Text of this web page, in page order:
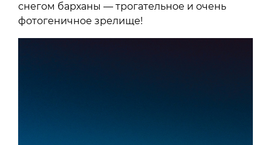
снегом барханы — трогательное и очень
фотогеничное зрелище!